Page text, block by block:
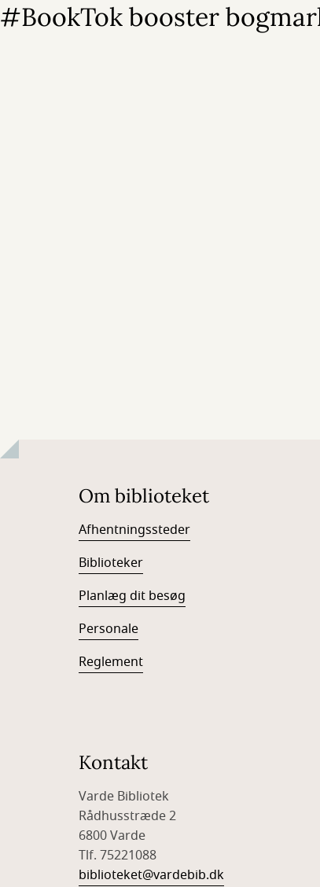
#BookTok booster
Om biblioteket
Afhentningssteder
Biblioteker
Planlæg dit besøg
Personale
Reglement
Kontakt
Varde Bibliotek
Rådhusstræde 2
6800 Varde
Tlf. 75221088
biblioteket@vardebib.dk